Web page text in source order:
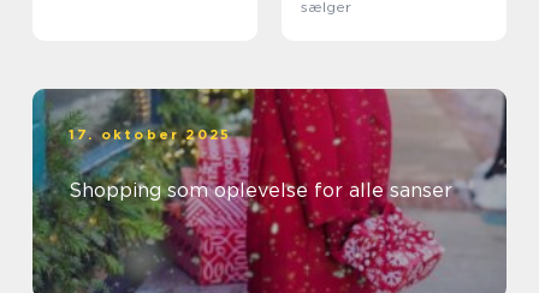
sælger
17. oktober 2025
Shopping som oplevelse for alle sanser